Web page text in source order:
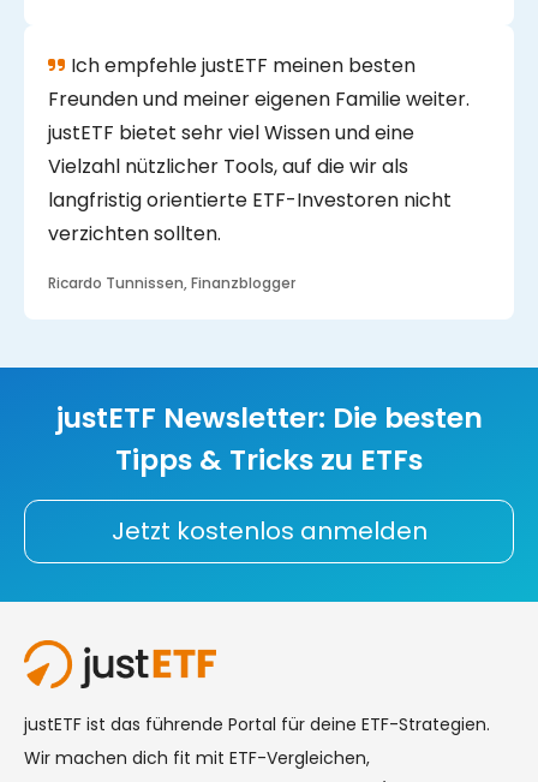
Ich empfehle justETF meinen besten
Freunden und meiner eigenen Familie weiter.
justETF bietet sehr viel Wissen und eine
Vielzahl nützlicher Tools, auf die wir als
langfristig orientierte ETF-Investoren nicht
verzichten sollten.
Ricardo Tunnissen, Finanzblogger
justETF Newsletter: Die besten
Tipps & Tricks zu ETFs
Jetzt kostenlos anmelden